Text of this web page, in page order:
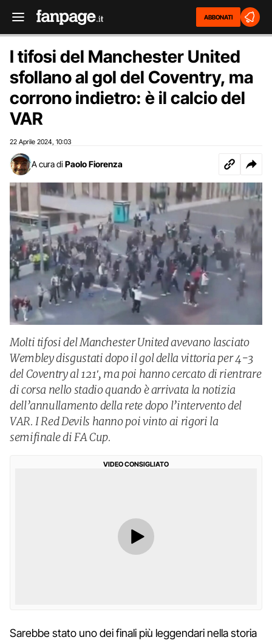
ABBONATI
I tifosi del Manchester United
sfollano al gol del Coventry, ma
corrono indietro: è il calcio del
VAR
22 Aprile 2024 10:03
A cura di Paolo Fiorenza
Molti tifosi del Manchester United avevano lasciato
Wembley disgustati dopo il gol della vittoria per 4-3
del Coventry al 121′, ma poi hanno cercato di rientrare
di corsa nello stadio quando è arrivata la notizia
dell’annullamento della rete dopo l’intervento del
VAR. I Red Devils hanno poi vinto ai rigori la
semifinale di FA Cup.
VIDEO CONSIGLIATO
Sarebbe stato uno dei finali più leggendari nella storia